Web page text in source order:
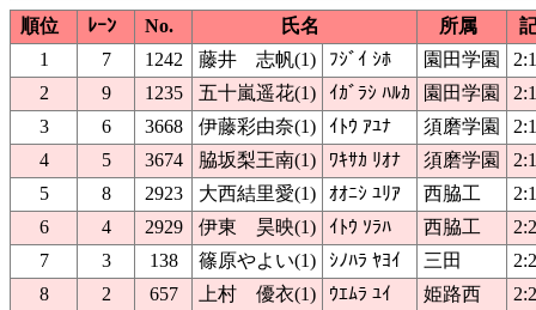
順位 ﾚｰﾝ No. 氏名 所属
1
7 1242 藤井 志帆(1) ﾌｼﾞｲ ｼﾎ 園田学園
2
9 1235 五十嵐遥花(1) ｲｶﾞﾗｼ ﾊﾙｶ 園田学園
3
6 3668 伊藤彩由奈(1) ｲﾄｳ ｱﾕﾅ 須磨学園
4
5 3674 脇坂梨王南(1) ﾜｷｻｶ ﾘｵﾅ 須磨学園
5
8 2923 大西結里愛(1) ｵｵﾆｼ ﾕﾘｱ 西脇工
6
4 2929 伊東 昊映(1) ｲﾄｳ ｿﾗﾊ 西脇工
7
3 138 篠原やよい(1) ｼﾉﾊﾗ ﾔﾖｲ 三田
8
2 657 上村 優衣(1) ｳｴﾑﾗ ﾕｲ 姫路西